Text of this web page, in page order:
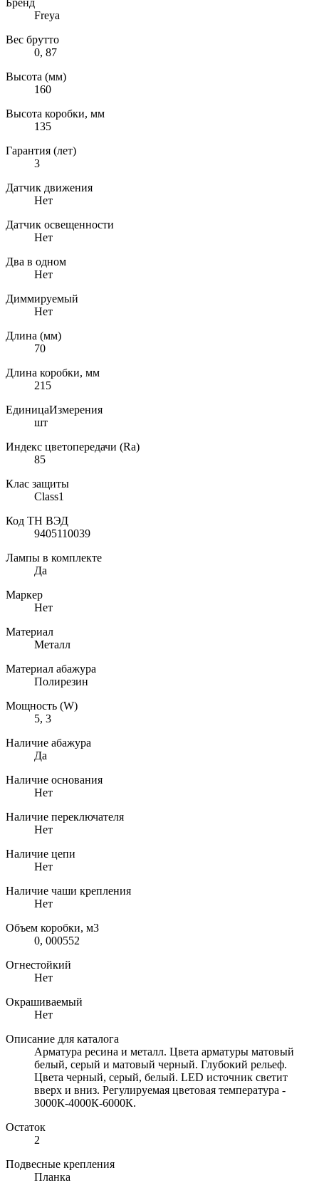
Freya
Вес брутто
0, 87
Высота (мм)
160
Высота коробки, мм
135
Гарантия (лет)
3
Датчик движения
Нет
Датчик освещенности
Нет
Два в одном
Нет
Диммируемый
Нет
Длина (мм)
70
Длина коробки, мм
215
ЕдиницаИзмерения
шт
Индекс цветопередачи (Ra)
85
Клас защиты
Class1
Код ТН ВЭД
9405110039
Лампы в комплекте
Да
Маркер
Нет
Материал
Металл
Материал абажура
Полирезин
Мощность (W)
5, 3
Наличие абажура
Да
Наличие основания
Нет
Наличие переключателя
Нет
Наличие цепи
Нет
Наличие чаши крепления
Нет
Объем коробки, м3
0, 000552
Огнестойкий
Нет
Окрашиваемый
Нет
Описание для каталога
Арматура ресина и металл. Цвета арматуры матовый
белый, серый и матовый черный. Глубокий рельеф.
Цвета черный, серый, белый. LED источник светит
вверх и вниз. Регулируемая цветовая температура -
3000К-4000К-6000К.
Остаток
2
Подвесные крепления
Планка